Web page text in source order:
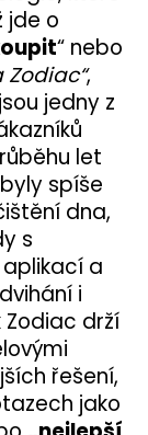
jde o
“ nebo
,
jedny z
let
spíše
dna,
s
a
i
Zodiac drží
řešení,
jako